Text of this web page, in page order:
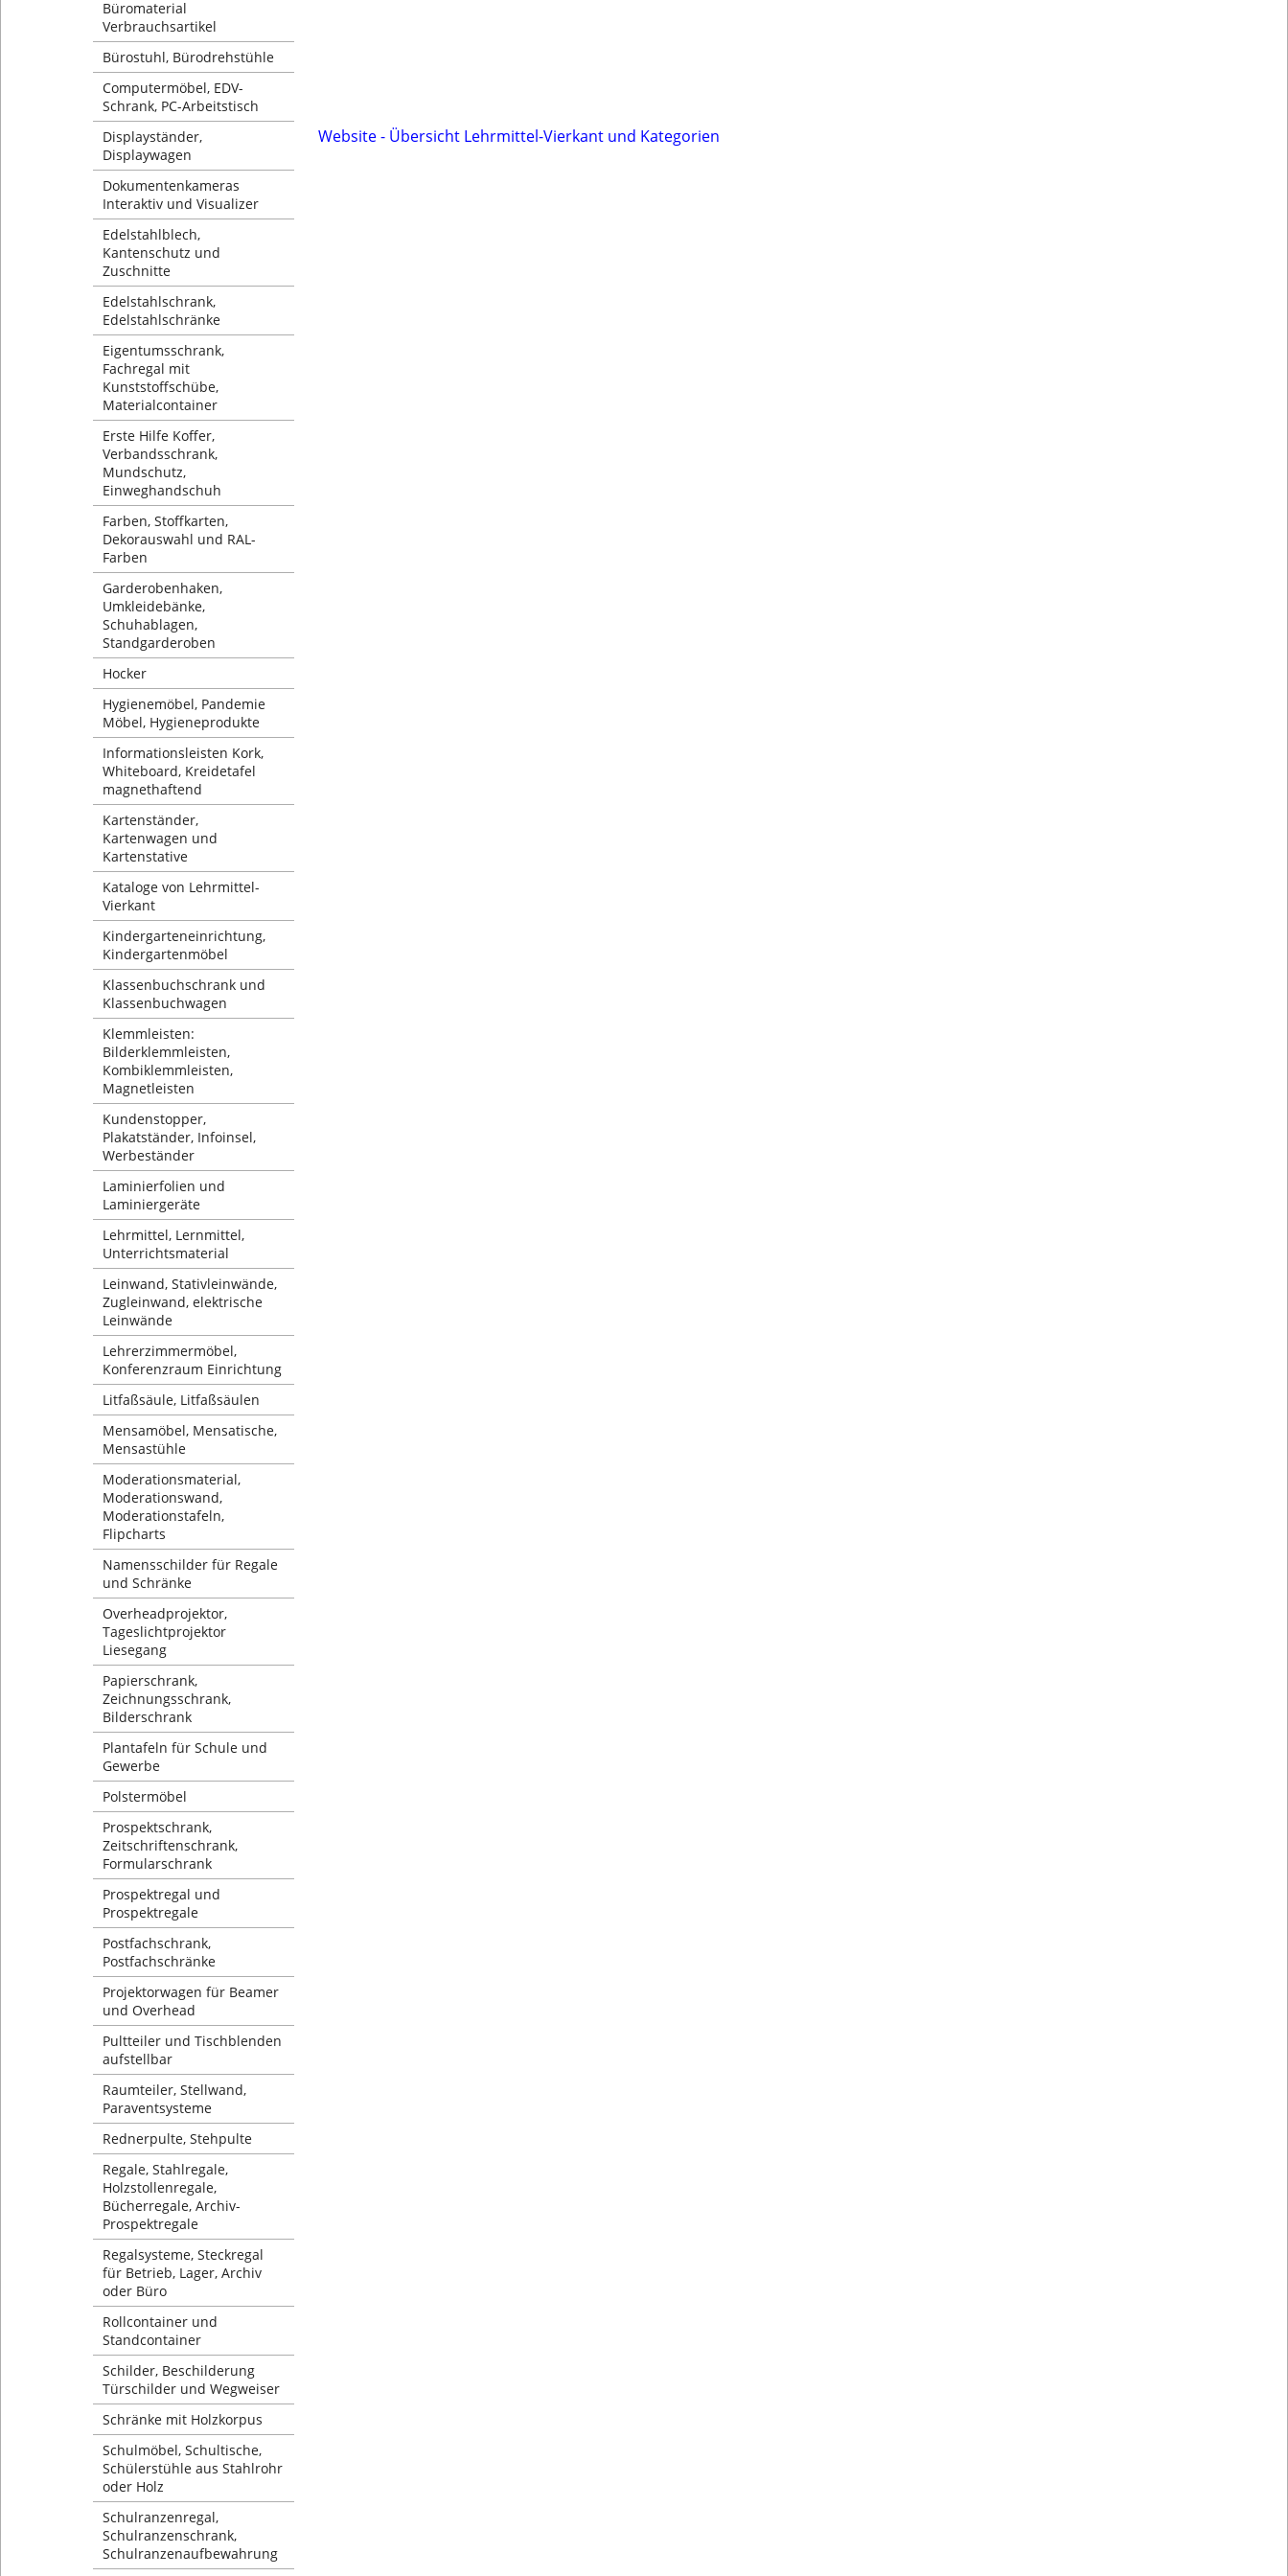
Büromaterial
Verbrauchsartikel
Bürostuhl, Bürodrehstühle
Computermöbel, EDV-
Schrank, PC-Arbeitstisch
Displayständer,
Displaywagen
Dokumentenkameras
Interaktiv und Visualizer
Edelstahlblech,
Kantenschutz und
Zuschnitte
Edelstahlschrank,
Edelstahlschränke
Eigentumsschrank,
Fachregal mit
Kunststoffschübe,
Materialcontainer
Erste Hilfe Koffer,
Verbandsschrank,
Mundschutz,
Einweghandschuh
Farben, Stoffkarten,
Dekorauswahl und RAL-
Farben
Garderobenhaken,
Umkleidebänke,
Schuhablagen,
Standgarderoben
Hocker
Hygienemöbel, Pandemie
Möbel, Hygieneprodukte
Informationsleisten Kork,
Whiteboard, Kreidetafel
magnethaftend
Kartenständer,
Kartenwagen und
Kartenstative
Kataloge von Lehrmittel-
Vierkant
Kindergarteneinrichtung,
Kindergartenmöbel
Klassenbuchschrank und
Klassenbuchwagen
Klemmleisten:
Bilderklemmleisten,
Kombiklemmleisten,
Magnetleisten
Kundenstopper,
Plakatständer, Infoinsel,
Werbeständer
Laminierfolien und
Laminiergeräte
Lehrmittel, Lernmittel,
Unterrichtsmaterial
Leinwand, Stativleinwände,
Zugleinwand, elektrische
Leinwände
Lehrerzimmermöbel,
Konferenzraum Einrichtung
Litfaßsäule, Litfaßsäulen
Mensamöbel, Mensatische,
Mensastühle
Moderationsmaterial,
Moderationswand,
Moderationstafeln,
Flipcharts
Namensschilder für Regale
und Schränke
Overheadprojektor,
Tageslichtprojektor
Liesegang
Papierschrank,
Zeichnungsschrank,
Bilderschrank
Plantafeln für Schule und
Gewerbe
Polstermöbel
Prospektschrank,
Zeitschriftenschrank,
Formularschrank
Prospektregal und
Prospektregale
Postfachschrank,
Postfachschränke
Projektorwagen für Beamer
und Overhead
Pultteiler und Tischblenden
aufstellbar
Raumteiler, Stellwand,
Paraventsysteme
Rednerpulte, Stehpulte
Regale, Stahlregale,
Holzstollenregale,
Bücherregale, Archiv-
Prospektregale
Regalsysteme, Steckregal
für Betrieb, Lager, Archiv
oder Büro
Rollcontainer und
Standcontainer
Schilder, Beschilderung
Türschilder und Wegweiser
Schränke mit Holzkorpus
Schulmöbel, Schultische,
Schülerstühle aus Stahlrohr
oder Holz
Schulranzenregal,
Schulranzenschrank,
Schulranzenaufbewahrung
Website - Übersicht Lehrmittel-Vierkant und Kategorien